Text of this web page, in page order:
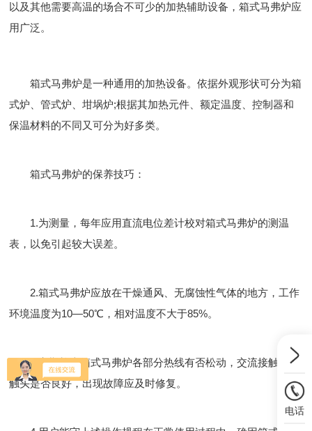
以及其他需要高温的场合不可少的加热辅助设备，箱式马弗炉应
用广泛。
箱式马弗炉是一种通用的加热设备。依据外观形状可分为箱
式炉、管式炉、坩埚炉;根据其加热元件、额定温度、控制器和
保温材料的不同又可分为好多类。
箱式马弗炉的保养技巧：
1.为测量，每年应用直流电位差计校对箱式马弗炉的测温
表，以免引起较大误差。
2.箱式马弗炉应放在干燥通风、无腐蚀性气体的地方，工作
环境温度为10—50℃，相对温度不大于85%。
3.定期检查箱式马弗炉各部分热线有否松动，交流接触器的
触头是否良好，出现故障应及时修复。
电话